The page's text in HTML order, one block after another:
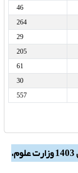
46
264
29
205
61
30
557
کسب رتبه علمی «الف» در ارزیابی سال 1403 وزارت علوم،